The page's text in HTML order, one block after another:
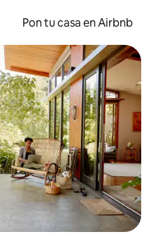
Pon tu casa en Airbnb